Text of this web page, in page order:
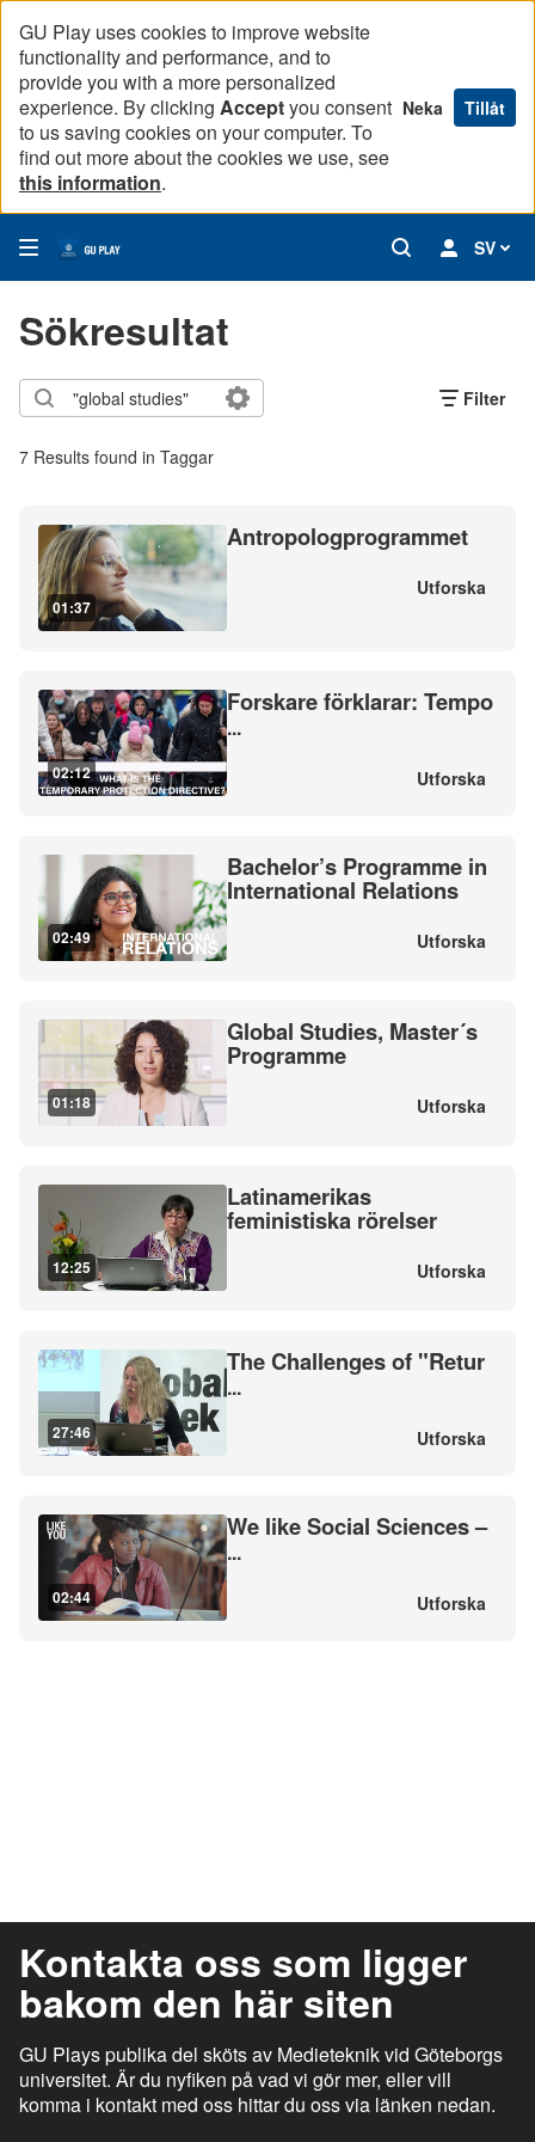
GU Play uses cookies to improve website
functionality and performance, and to
provide you with a more personalized
experience. By clicking Acceptyou consent
to us saving cookies on your computer. To
find out more about the cookies we use, see
this information.
Neka Tillåt
SV
Sökresultat
Filter
7 Results found in Taggar
01:37
Antropologprogrammet
Utforska
02:12
Forskare förklarar: Tempo
...
Utforska
02:49
Bachelor’s Programme in
International Relations
Utforska
01:18
Global Studies, Master´s
Programme
Utforska
12:25
Latinamerikas
feministiska rörelser
Utforska
27:46
The Challenges of "Retur
...
Utforska
02:44
We like Social Sciences –
...
Utforska
Kontakta oss som ligger
bakom den här siten
GU Plays publika del sköts av Medieteknik vid Göteborgs
universitet. Är du nyfiken på vad vi gör mer, eller vill
komma i kontakt med oss hittar du oss via länken nedan.